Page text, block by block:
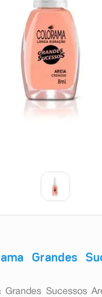
Grandes
Grandes Sucessos
absorvente